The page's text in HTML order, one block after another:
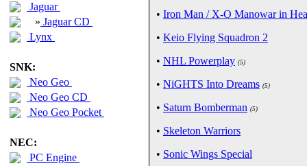
Jaguar
» Jaguar CD
Lynx
SNK:
Neo Geo
Neo Geo CD
Neo Geo Pocket
NEC:
PC Engine
• Iron Man / X-O Manowar in
• Keio Flying Squadron 2
• NHL Powerplay (5)
• NiGHTS Into Dreams (5)
• Saturn Bomberman (5)
• Skeleton Warriors
• Sonic Wings Special